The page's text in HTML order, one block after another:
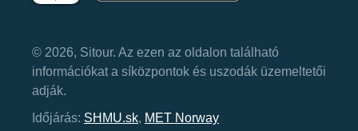
© 2026, Sitour. Az ezen az oldalon található
információkat a síközpontok és uszodák üzemeltetői
adják.
Időjárás: SHMU.sk, MET Norway